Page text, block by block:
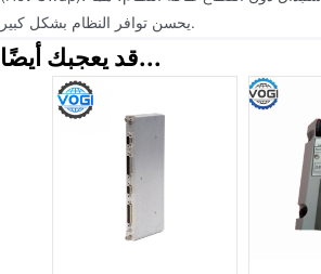
يحسن توافر النظام بشكل كبير.
قد يعجبك أيضًا...